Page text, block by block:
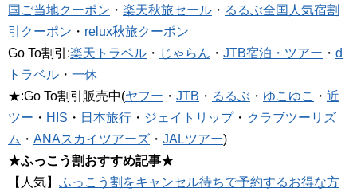
国ご当地クーポン ・ 楽天秋旅セール ・ るるぶ全国人気宿割
引クーポン ・ relux秋旅クーポン
Go To割引:楽天トラベル ・ じゃらん ・ JTB宿泊・ツアー ・ d
トラベル ・ 一休
★:Go To割引販売中(ヤフー ・ JTB ・ るるぶ ・ ゆこゆこ ・ 近
ツー ・ HIS ・ 日本旅行 ・ ジェイトリップ・ クラブツーリズ
ム ・ ANAスカイツアーズ ・ JALツアー)
★ふっこう割おすすめ記事★
【人気】 ふっこう割をキャンセル待ちで予約するお得な方